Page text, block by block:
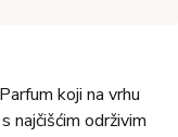
koji na vrhu
najčišćim održivim